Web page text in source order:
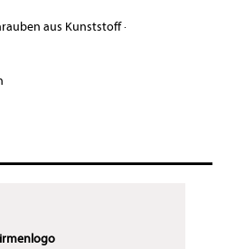
aus Kunststoff·